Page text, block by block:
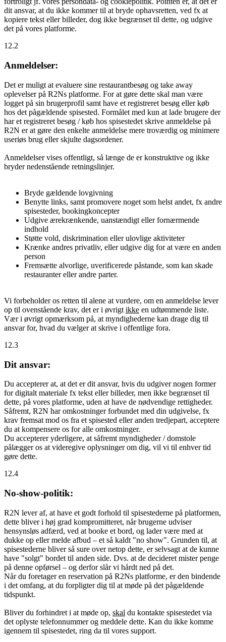
dit ansvar, at du ikke kommer til at bryde ophavsretten, ved fx at
kopiere tekst eller billeder, dog ikke begrænset til dette, og udgive
det på vores platforme.
12.2
Anmeldelser:
Det er muligt at evaluere sine restaurantbesøg og take away
oplevelser på R2Ns platforme. For at gøre dette skal man være
logget på sin brugerprofil samt have et registreret besøg eller køb
hos det pågældende spisested. Formålet med kun at lade brugere der
har et registreret besøg / køb hos spisestedet skrive anmeldelse på
R2N er at gøre den enkelte anmeldelse mere troværdig og minimere
useriøs brug eller skjulte dagsordener.
Anmeldelser vises offentligt, så længe de er konstruktive og ikke
bryder nedenstående retningslinjer.
Bryde gældende lovgivning
Benytte links, samt promovere noget som helst andet, fx andre
spisesteder, bookingkoncepter
Udgive ærekrænkende, uanstændigt eller fornærmende
indhold
Støtte vold, diskrimination eller ulovlige aktiviteter
Krænke andres privatliv, eller udgive dig for at være en anden
person
Fremsætte alvorlige, uverificerede påstande, som kan skade
restauranter eller andre parter.
Vi forbeholder os retten til alene at vurdere, om en anmeldelse lever
op til ovenstående krav, det er i øvrigt ikke en udtømmende liste.
Vær i øvrigt opmærksom på, at myndighederne kan drage dig til
ansvar for, hvad du vælger at skrive i offentlige fora.
12.3
Dit ansvar:
Du accepterer at, at det er dit ansvar, hvis du udgiver nogen former
for digitalt materiale fx tekst eller billeder, men ikke begrænset til
dette, på vores platforme, uden at have de nødvendige rettigheder.
Såfremt, R2N har omkostninger forbundet med din udgivelse, fx
krav fremsat mod os fra et spisested eller anden tredjepart, acceptere
du at kompensere os for alle omkostninger.
Du accepterer yderligere, at såfremt myndigheder / domstole
pålægger os at videregive oplysninger om dig, vil vi til enhver tid
gøre dette.
12.4
No-show-politik:
R2N lever af, at have et godt forhold til spisestederne på platformen,
dette bliver i høj grad kompromitteret, når brugerne udviser
hensynsløs adfærd, ved at booke et bord, og lader være med at
dukke op eller melde afbud – et så kaldt "no show". Grunden til, at
spisestederne bliver så sure over netop dette, er selvsagt at de kunne
have "solgt" bordet til anden side. Dvs. at de decideret mister penge
på denne opførsel – og derfor slår vi hårdt ned på det.
Når du foretager en reservation på R2Ns platforme, er den bindende
i det omfang, at du forpligter dig til at møde på det pågældende
tidspunkt.
Bliver du forhindret i at møde op, skal du kontakte spisestedet via
det oplyste telefonnummer og meddele dette. Kan du ikke komme
igennem til spisestedet, ring da til vores support.